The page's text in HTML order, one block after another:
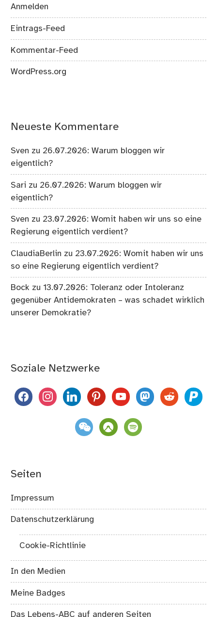
Anmelden
Eintrags-Feed
Kommentar-Feed
WordPress.org
Neueste Kommentare
Sven zu 26.07.2026: Warum bloggen wir
eigentlich?
Sari zu 26.07.2026: Warum bloggen wir
eigentlich?
Sven zu 23.07.2026: Womit haben wir uns so eine
Regierung eigentlich verdient?
ClaudiaBerlin zu 23.07.2026: Womit haben wir uns
so eine Regierung eigentlich verdient?
Bock zu13.07.2026: Toleranz oder Intoleranz
gegenüber Antidemokraten – was schadet wirklich
unserer Demokratie?
Soziale Netzwerke
facebookinstagramlinkedinpinterestyoutubemastodon
reddit paypal
weixin komootspotify
Seiten
Impressum
Datenschutzerklärung
Cookie-Richtlinie
In den Medien
Meine Badges
Das Lebens-ABC auf anderen Seiten